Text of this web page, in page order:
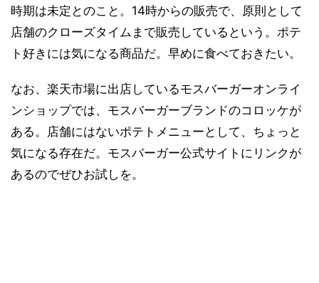
時期は未定とのこと。14時からの販売で、原則として
店舗のクローズタイムまで販売しているという。ポテ
ト好きには気になる商品だ。早めに食べておきたい。
なお、楽天市場に出店しているモスバーガーオンライ
ンショップでは、モスバーガーブランドのコロッケが
ある。店舗にはないポテトメニューとして、ちょっと
気になる存在だ。モスバーガー公式サイトにリンクが
あるのでぜひお試しを。